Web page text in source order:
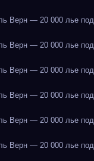
Верн — 20 000 лье под
Верн — 20 000 лье под
Верн — 20 000 лье под
Верн — 20 000 лье под
Верн — 20 000 лье под
Верн — 20 000 лье под